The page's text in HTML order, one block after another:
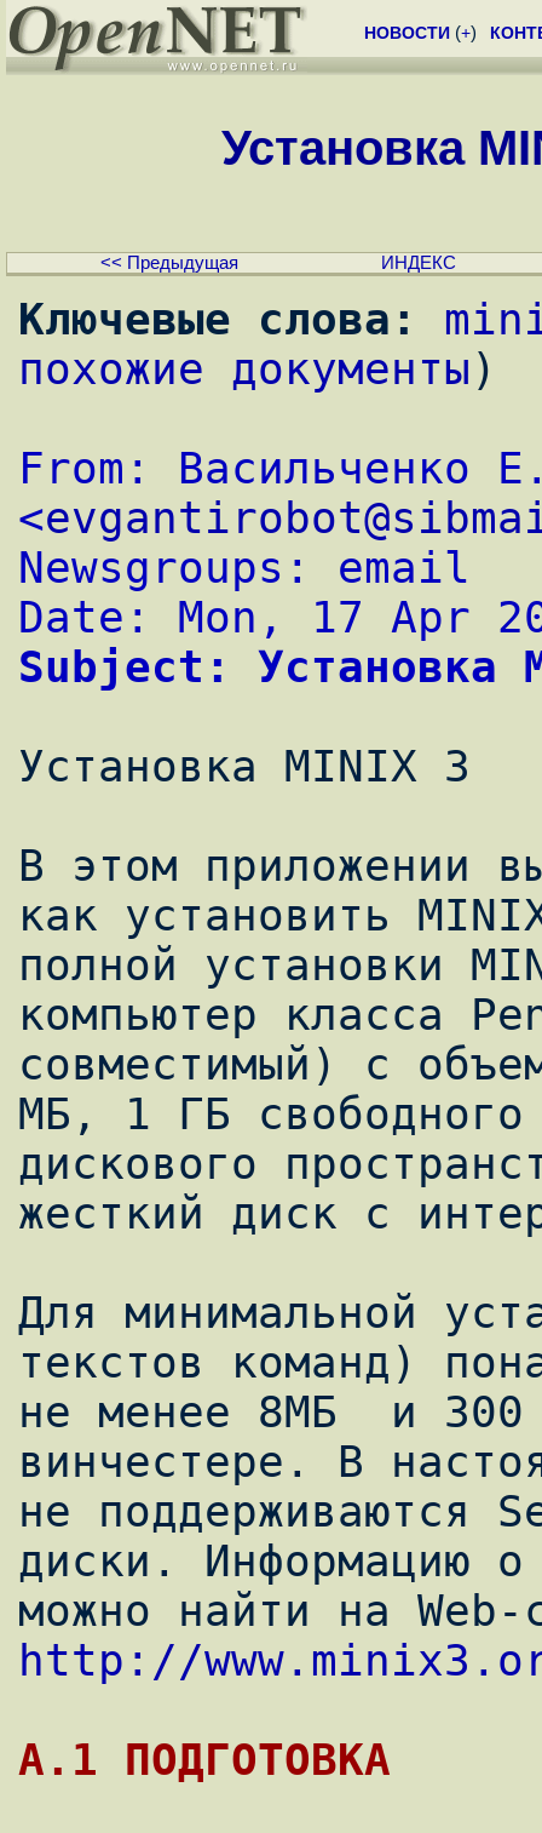
НОВОСТИ (+)
Установка
<< Предыдущая ИНДЕКС
Ключевые слова:
похожие документы)
From: Васильченко
<
Newsgroups: email
Date: Mon, 17 Apr
Subject: Установка
Установка MINIX 3
В этом приложении
как установить
полной установки
компьютер класса
совместимый) с
МБ, 1 ГБ свободного
дискового
жесткий диск с
Для минимальной
текстов команд)
не менее 8МБ  и 300
винчестере. В
не поддерживаются
диски. Информацию о
http://